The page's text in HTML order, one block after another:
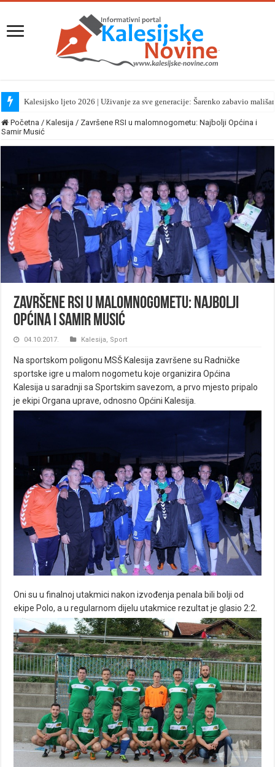
Kalesijsko ljeto 2026 | Uživanje za sve generacije: Šarenko zabavio
Početna / Kalesija / Završene RSI u malomnogometu: Najbolji Općina i
Samir Musić
Završene RSI u malomnogometu: Najbolji
Općina i Samir Musić
04.10.2017. Kalesija, Sport
Na sportskom poligonu MSŠ Kalesija završene su Radničke
sportske igre u malom nogometu koje organizira Općina
Kalesija u saradnji sa Sportskim savezom, a prvo mjesto pripalo
je ekipi Organa uprave, odnosno Općini Kalesija.
Oni su u finalnoj utakmici nakon izvođenja penala bili bolji od
ekipe Polo, a u regularnom dijelu utakmice rezultat je glasio 2:2.